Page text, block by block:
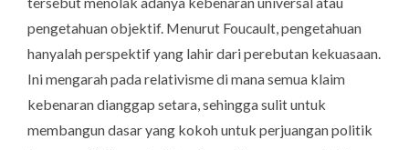
pengetahuan objektif. Menurut Foucault, pengetahuan
hanyalah perspektif yang lahir dari perebutan kekuasaan.
Ini mengarah pada relativisme di mana semua klaim
kebenaran dianggap setara, sehingga sulit untuk
membangun dasar yang kokoh untuk perjuangan politik